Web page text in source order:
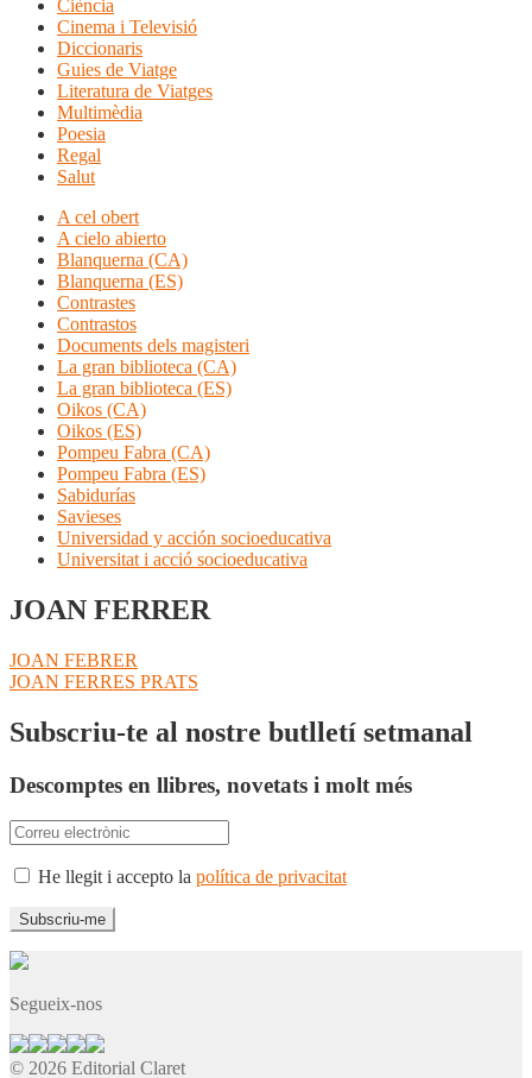
Ciència
Cinema i Televisió
Diccionaris
Guies de Viatge
Literatura de Viatges
Multimèdia
Poesia
Regal
Salut
A cel obert
A cielo abierto
Blanquerna (CA)
Blanquerna (ES)
Contrastes
Contrastos
Documents dels magisteri
La gran biblioteca (CA)
La gran biblioteca (ES)
Oikos (CA)
Oikos (ES)
Pompeu Fabra (CA)
Pompeu Fabra (ES)
Sabidurías
Savieses
Universidad y acción socioeducativa
Universitat i acció socioeducativa
JOAN FERRER
Navegació
d'entrades
Entrada
anterior:
JOAN FEBRER
Pròxima
JOAN FERRES PRATS
Subscriu-te al nostre butlletí setmanal
Descomptes en llibres, novetats i molt més
He llegit i accepto la política de privacitat
Segueix-nos
© 2026 Editorial Claret